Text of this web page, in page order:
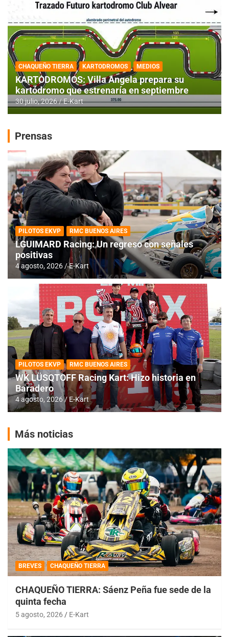
CHAQUEÑO TIERRA KARTODROMOS MEDIOS
KARTODROMOS: Villa Angela prepara su
kartódromo que estrenaría en septiembre
30 julio, 2026 E-Kart
Prensas
PILOTOS EKVP RMC BUENOS AIRES
LGUIMARD Racing: Un regreso con señales
positivas
4 agosto, 2026 E-Kart
PILOTOS EKVP RMC BUENOS AIRES
WK LÜSQTOFF Racing Kart: Hizo historia en
Baradero
4 agosto, 2026 E-Kart
Más noticias
BREVES CHAQUEÑO TIERRA
CHAQUEÑO TIERRA: Sáenz Peña fue sede de la
quinta fecha
5 agosto, 2026 E-Kart